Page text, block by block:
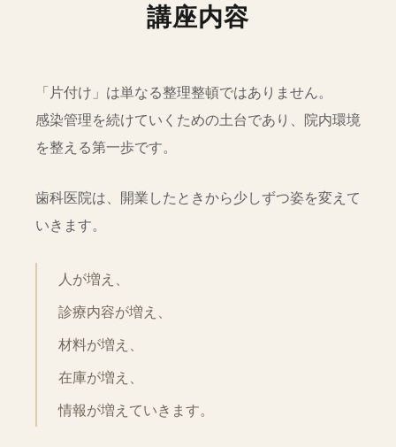
講座内容
「片付け」は単なる整理整頓ではありません。
感染管理を続けていくための土台であり、院内環境
を整える第一歩です。
歯科医院は、開業したときから少しずつ姿を変えて
いきます。
人が増え、
診療内容が増え、
材料が増え、
在庫が増え、
情報が増えていきます。